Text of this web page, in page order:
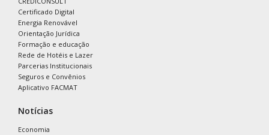
Certificado Digital
Energia Renovável
Orientação Jurídica
Formação e educação
Rede de Hotéis e Lazer
Parcerias Institucionais
Seguros e Convênios
Aplicativo FACMAT
Notícias
Economia